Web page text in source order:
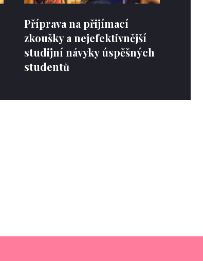
Příprava na přijímací
zkoušky a nejefektivnější
studijní návyky úspěšných
studentů